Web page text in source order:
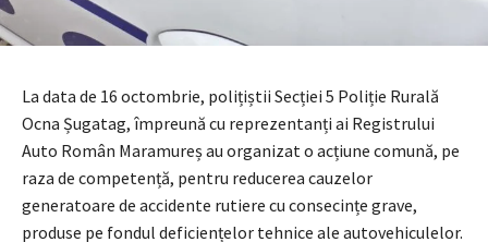
La data de 16 octombrie, polițiștii Secției 5 Poliție Rurală
Ocna Șugatag, împreună cu reprezentanți ai Registrului
Auto Român Maramureș au organizat o acțiune comună, pe
raza de competență, pentru reducerea cauzelor
generatoare de accidente rutiere cu consecințe grave,
produse pe fondul deficiențelor tehnice ale autovehiculelor.